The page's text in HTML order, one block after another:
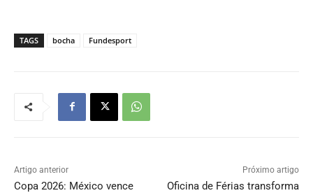
TAGS bocha Fundesport
Artigo anterior
Copa 2026: México vence
Próximo artigo
Oficina de Férias transforma